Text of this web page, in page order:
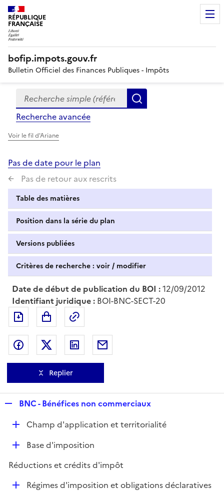
RÉPUBLIQUE
FRANÇAISE
bofip.impots.gouv.fr
Bulletin Officiel des Finances Publiques - Impôts
Formulaire
de
recherche
Recherche simple (références, mots clés, partie du
Recherche avancée
Voir le fil d'Ariane
Pas de date pour le plan
Pas de retour aux rescrits
Table des matières
Position dans la série du plan
Versions publiées
Critères de recherche : voir / modifier
Date de début de publication du BOI :12/09/2012
Identifiant juridique : BOI-BNC-SECT-20
Exporter le document au format pdf
Partager sur Facebook
Partager sur Twitter
Partager sur LinkedIn
Replier
p
l
i
e
BNC - Bénéfices non commerciaux
D
l
i
Champ d'application et territorialité
D
p
Base d'imposition
Réductions et crédits d'impôt
DRégimes d'imposition et obligations déclaratives